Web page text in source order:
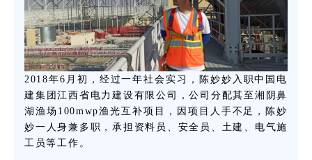
2018年6月初，经过一年社会实习，陈妙妙入职中国电
建集团江西省电力建设有限公司，公司分配其至湘阴鼻
湖渔场100mwp渔光互补项目，因项目人手不足，陈妙
妙一人身兼多职，承担资料员、安全员、土建、电气施
工员等工作。